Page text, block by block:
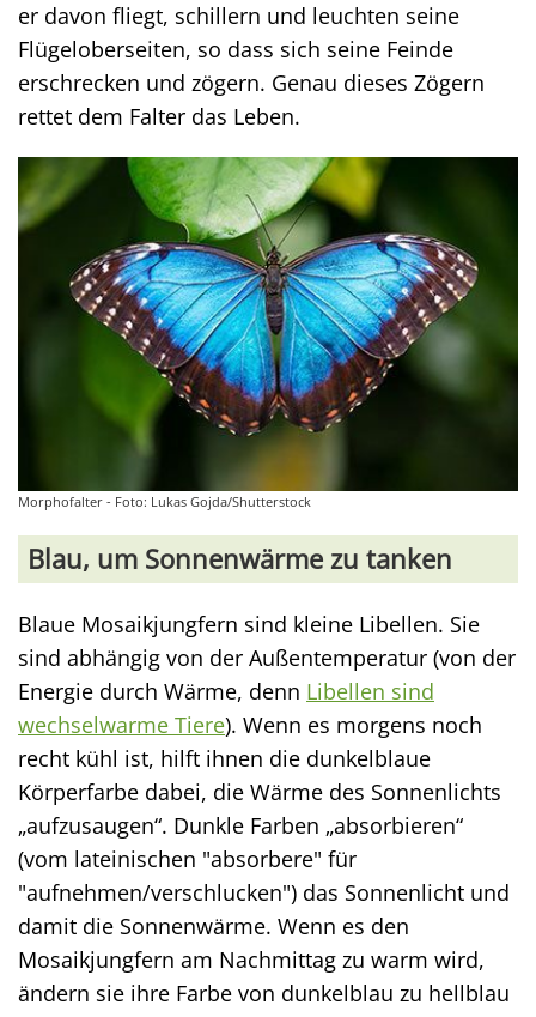
er davon fliegt, schillern und leuchten seine
Flügeloberseiten, so dass sich seine Feinde
erschrecken und zögern. Genau dieses Zögern
rettet dem Falter das Leben.
Morphofalter - Foto: Lukas Gojda/Shutterstock
Blau, um Sonnenwärme zu tanken
Blaue Mosaikjungfern sind kleine Libellen. Sie
sind abhängig von der Außentemperatur (von der
Energie durch Wärme, denn Libellen sind
wechselwarme Tiere). Wenn es morgens noch
recht kühl ist, hilft ihnen die dunkelblaue
Körperfarbe dabei, die Wärme des Sonnenlichts
„aufzusaugen“. Dunkle Farben „absorbieren“
(vom lateinischen "absorbere" für
"aufnehmen/verschlucken") das Sonnenlicht und
damit die Sonnenwärme. Wenn es den
Mosaikjungfern am Nachmittag zu warm wird,
ändern sie ihre Farbe von dunkelblau zu hellblau